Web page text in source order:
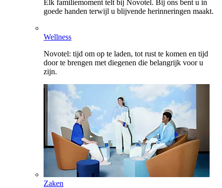
Elk familiemoment telt bij Novotel. Bij ons bent u in
goede handen terwijl u blijvende herinneringen maakt.
Wellness
Novotel: tijd om op te laden, tot rust te komen en tijd
door te brengen met diegenen die belangrijk voor u
zijn.
Zaken